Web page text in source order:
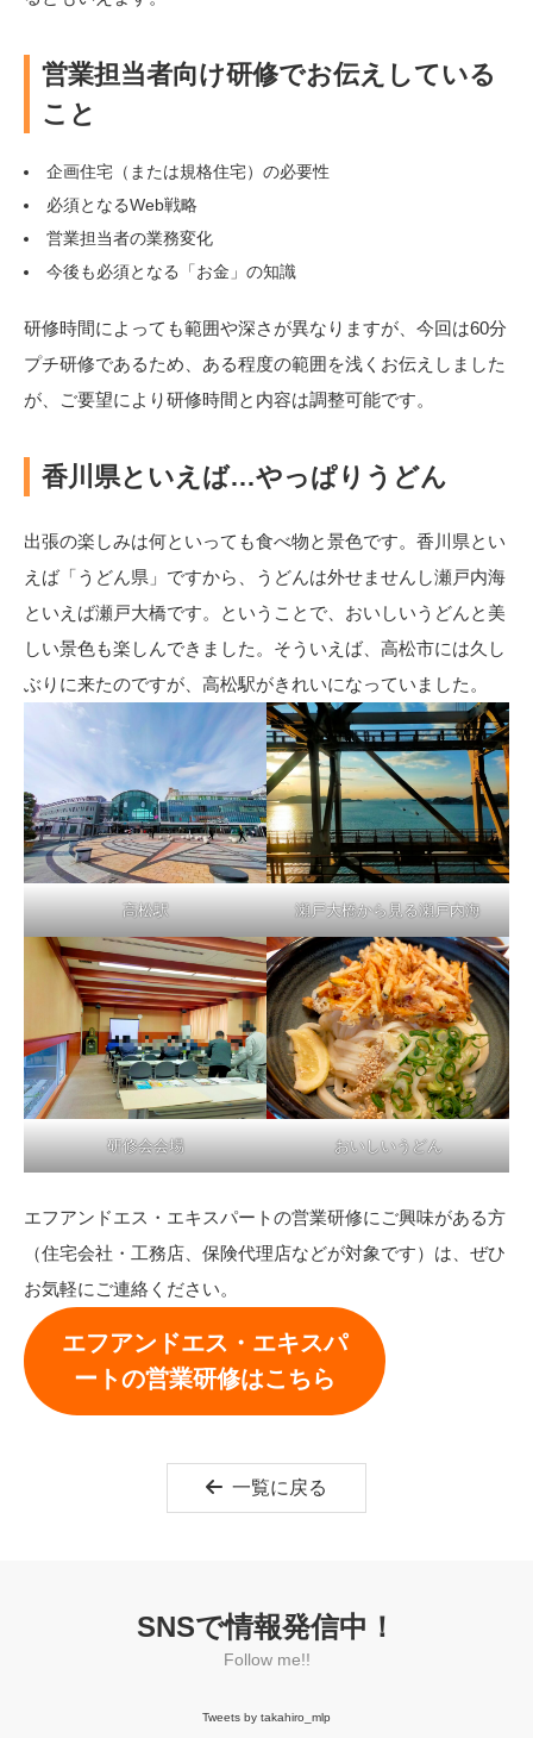
営業担当者向け研修でお伝えしている
こと
企画住宅（または規格住宅）の必要性
必須となるWeb戦略
営業担当者の業務変化
今後も必須となる「お金」の知識
研修時間によっても範囲や深さが異なりますが、今回は60分
プチ研修であるため、ある程度の範囲を浅くお伝えしました
が、ご要望により研修時間と内容は調整可能です。
香川県といえば…やっぱりうどん
出張の楽しみは何といっても食べ物と景色です。香川県とい
えば「うどん県」ですから、うどんは外せませんし瀬戸内海
といえば瀬戸大橋です。ということで、おいしいうどんと美
しい景色も楽しんできました。そういえば、高松市には久し
ぶりに来たのですが、高松駅がきれいになっていました。
高松駅 瀬戸大橋から見る瀬戸内海
研修会会場 おいしいうどん
エフアンドエス・エキスパートの営業研修にご興味がある方
（住宅会社・工務店、保険代理店などが対象です）は、ぜひ
お気軽にご連絡ください。
エフアンドエス・エキスパ
ートの営業研修はこちら
一覧に戻る
SNSで情報発信中！
Follow me!!
Tweets by takahiro_mlp